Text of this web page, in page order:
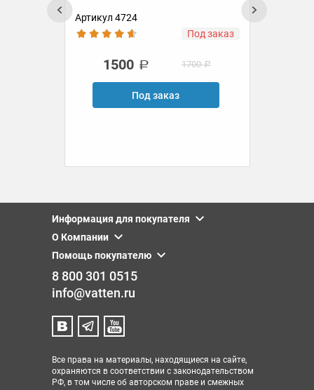
Артикул 4730
В наличии
1500
В корзину
Информация для покупателя
О Компании
Помощь покупателю
8 800 301 0515
info@vatten.ru
Все права на материалы, находящиеся на сайте,
охраняются в соответствии с законодательством
РФ, в том числе об авторском праве и смежных